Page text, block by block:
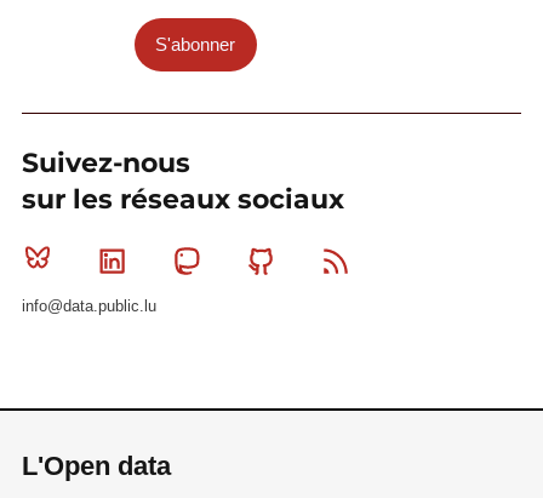
S'abonner
Suivez-nous
sur les réseaux sociaux
Bluesky Linkedin MastodonGithub
info@data.public.lu
L'Open data